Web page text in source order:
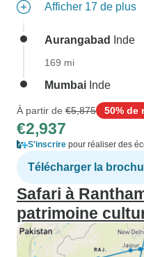
Afficher 17 de plus
Aurangabad Inde
169 mi
Mumbai Inde
À partir de €5,875 50% de
€2,937
S'inscrire pour réaliser des
Télécharger la
Safari à
patrimoine